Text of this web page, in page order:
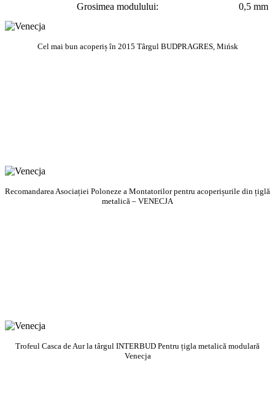
Grosimea modulului:
0,5 mm
Cel mai bun acoperiș în 2015 Târgul BUDPRAGRES, Mińsk
Recomandarea Asociației Poloneze a Montatorilor pentru acoperișurile din țiglă
metalică – VENECJA
Trofeul Casca de Aur la târgul INTERBUD Pentru țigla metalică modulară
Venecja